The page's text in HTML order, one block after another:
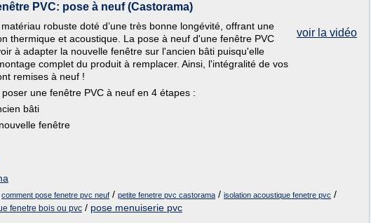
PVC: pose à neuf (Castorama)
voir la vidéo
robuste doté d’une très bonne longévité, offrant une
thermique et acoustique. La pose à neuf d'une fenêtre PVC
à adapter la nouvelle fenêtre sur l'ancien bâti puisqu'elle
complet du produit à remplacer. Ainsi, l'intégralité de vos
remises à neuf !
une fenêtre PVC à neuf en 4 étapes :
bâti
fenêtre
comment pose fenetre pvc neuf / petite fenetre pvc castorama / isolation acoustique fenetre pvc /
fenetre bois ou pvc / pose menuiserie pvc